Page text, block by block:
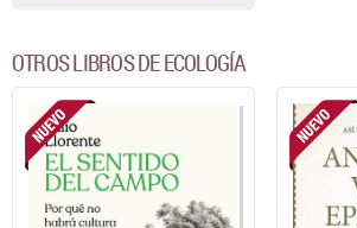
OTROS LIBROS DE ECOLOGÍA